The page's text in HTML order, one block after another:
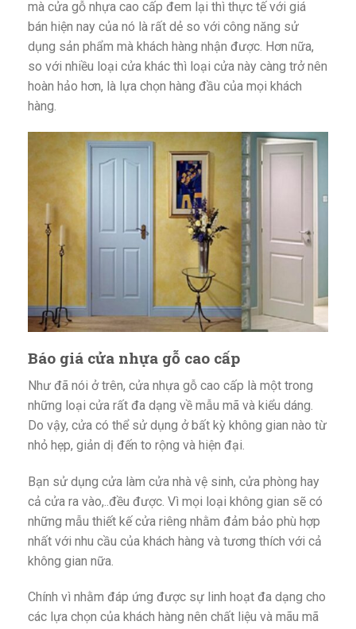
mà cửa gỗ nhựa cao cấp đem lại thì thực tế với giá
bán hiện nay của nó là rất dẻ so với công năng sử
dụng sản phẩm mà khách hàng nhận được. Hơn nữa,
so với nhiều loại cửa khác thì loại cửa này càng trở nên
hoàn hảo hơn, là lựa chọn hàng đầu của mọi khách
hàng.
Báo giá cửa nhựa gỗ cao cấp
Như đã nói ở trên, cửa nhựa gỗ cao cấp là một trong
những loại cửa rất đa dạng về mẫu mã và kiểu dáng.
Do vậy, cửa có thể sử dụng ở bất kỳ không gian nào từ
nhỏ hẹp, giản dị đến to rộng và hiện đại.
Bạn sử dụng cửa làm cửa nhà vệ sinh, cửa phòng hay
cả cửa ra vào,..đều được. Vì mọi loại không gian sẽ có
những mẫu thiết kế cửa riêng nhằm đảm bảo phù hợp
nhất với nhu cầu của khách hàng và tương thích với cả
không gian nữa.
Chính vì nhằm đáp ứng được sự linh hoạt đa dạng cho
các lựa chọn của khách hàng nên chất liệu và mãu mã